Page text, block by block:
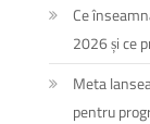
Ce
2026 și ce
Meta
pentru